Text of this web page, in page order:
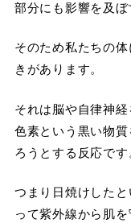
部分にも影響を及ぼ
そのため私たちの
きがあります。
それは脳や自律神
色素という黒い物
ろうとする反応です
つまり日焼けした
って紫外線から肌